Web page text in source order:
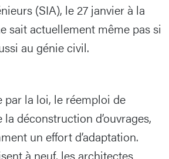
(SIA), le 27 janvier à la
sait actuellement même pas si
au génie civil.
par la loi, le réemploi de
déconstruction d’ouvrages,
un effort d’adaptation.
à neuf, les architectes